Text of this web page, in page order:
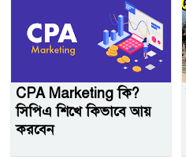
CPA Marketing কি?
সিপিএ শিখে কিভাবে আয়
করবেন